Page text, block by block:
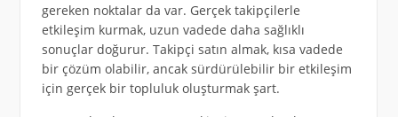
gereken noktalar da var. Gerçek takipçilerle
etkileşim kurmak, uzun vadede daha sağlıklı
sonuçlar doğurur. Takipçi satın almak, kısa vadede
bir çözüm olabilir, ancak sürdürülebilir bir etkileşim
için gerçek bir topluluk oluşturmak şart.